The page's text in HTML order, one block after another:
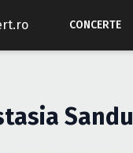
CONCERTE
Sandu